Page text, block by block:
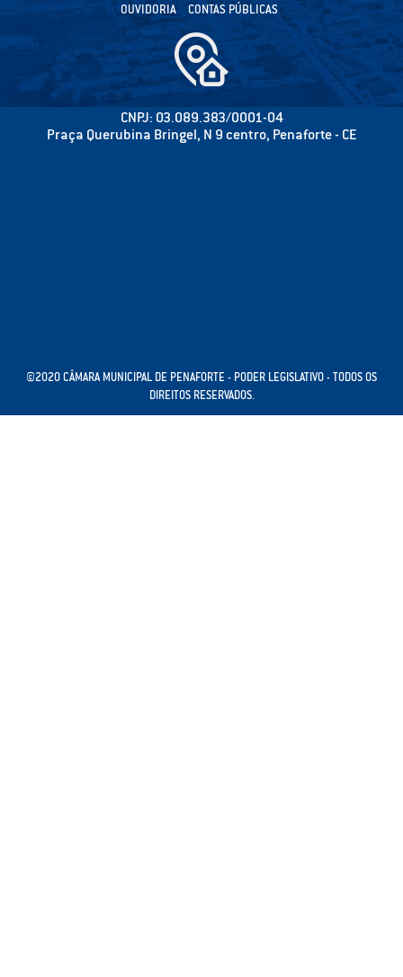
OUVIDORIA
CONTAS PÚBLICAS
CNPJ: 03.089.383/0001-04
Praça Querubina Bringel, N 9 centro, Penaforte - CE
©2020 CÂMARA MUNICIPAL DE PENAFORTE - PODER LEGISLATIVO - TODOS OS
DIREITOS RESERVADOS.